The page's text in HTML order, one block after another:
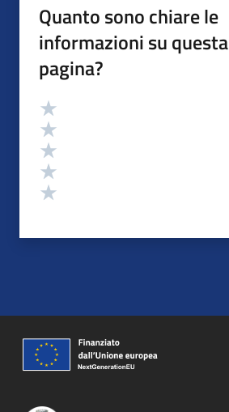
Quanto sono chiare le
informazioni su questa
pagina?
Valutazione